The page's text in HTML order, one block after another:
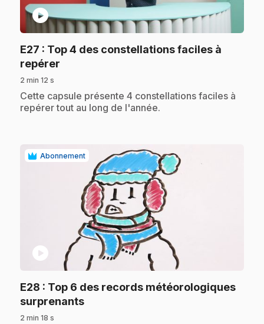
play_circle
E27 : Top 4 des constellations faciles à
repérer
2 min 12 s
.Cette capsule présente 4 constellations faciles à
repérer tout au long de l'année.
Abonnement
play_circle
E28 : Top 6 des records météorologiques
surprenants.
2 min 18 s